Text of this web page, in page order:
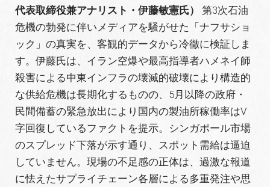
代表取締役兼アナリスト・伊藤敏憲氏）
第3次石油
危機の勃発に伴いメディアを騒がせた「ナフサショ
ック」の真実を、客観的データから冷徹に検証しま
す。伊藤氏は、イラン空爆や最高指導者ハメネイ師
殺害による中東インフラの壊滅的破壊により構造的
な供給危機は長期化するものの、5月以降の政府・
民間備蓄の緊急放出により国内の製油所稼働率はV
字回復しているファクトを提示。シンガポール市場
のスプレッド下落が示す通り、スポット需給は逼迫
していません。現場の不足感の正体は、過激な報道
に怯えたサプライチェーン各層による多重発注や思